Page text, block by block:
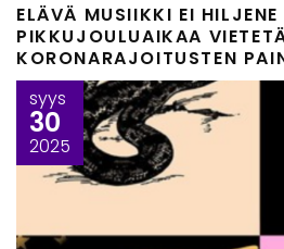
ELÄVÄ MUSIIKKI EI HILJENE
PIKKUJOULUAIKAA
KORONARAJOITUSTEN
syys
30
2025